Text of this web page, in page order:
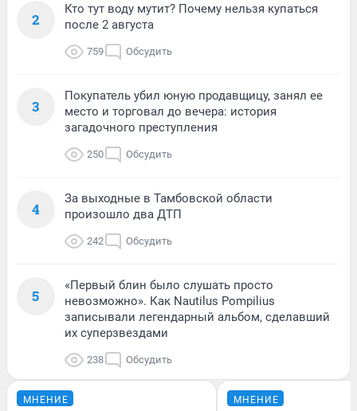
2
Кто тут воду мутит? Почему нельзя купаться
после 2 августа
759 Обсудить
3
Покупатель убил юную продавщицу, занял ее
место и торговал до вечера: история
загадочного преступления
250 Обсудить
4
За выходные в Тамбовской области
произошло два ДТП
242 Обсудить
5
«Первый блин было слушать просто
невозможно». Как Nautilus Pompilius
записывали легендарный альбом, сделавший
их суперзвездами
238 Обсудить
МНЕНИЕ МНЕНИЕ